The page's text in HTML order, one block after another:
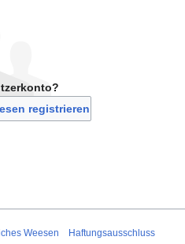
registrieren
Weesen Haftungsausschluss